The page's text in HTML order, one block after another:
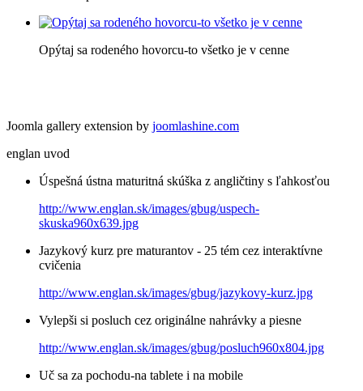
Opýtaj sa rodeného hovorcu-to všetko je v cenne
Joomla gallery extension by joomlashine.com
englan uvod
Úspešná ústna maturitná skúška z angličtiny s ľahkosťou
http://www.englan.sk/images/gbug/uspech-
skuska960x639.jpg
Jazykový kurz pre maturantov - 25 tém cez interaktívne
cvičenia
http://www.englan.sk/images/gbug/jazykovy-kurz.jpg
Vylepši si posluch cez originálne nahrávky a piesne
http://www.englan.sk/images/gbug/posluch960x804.jpg
Uč sa za pochodu-na tablete i na mobile